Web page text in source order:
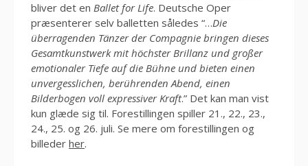
bliver det en Ballet for Life. Deutsche Oper
præsenterer selv balletten således “…Die
überragenden Tänzer der Compagnie bringen dieses
Gesamtkunstwerk mit höchster Brillanz und großer
emotionaler Tiefe auf die Bühne und bieten einen
unvergesslichen, berührenden Abend, einen
Bilderbogen voll expressiver Kraft.” Det kan man vist
kun glæde sig til. Forestillingen spiller 21., 22., 23.,
24., 25. og 26. juli. Se mere om forestillingen og
billeder her.